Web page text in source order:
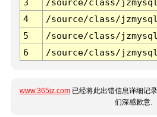
3 /source/class/
4
/source/class/
5
/source/class/
6
/source/class/
www.365jz.com 已经将此出错信息详细记
们深感歉意.